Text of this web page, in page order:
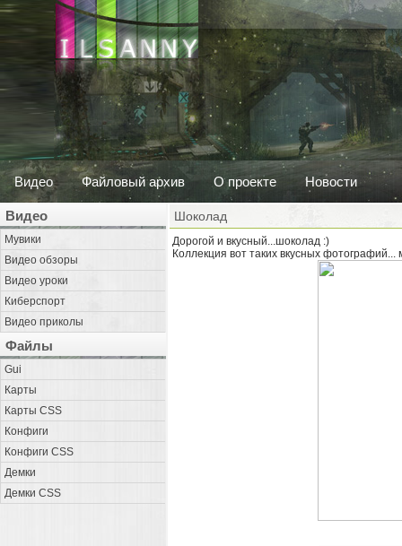
Видео Файловый архив О проекте Новости
Видео
Мувики
Видео обзоры
Видео уроки
Киберспорт
Видео приколы
Файлы
Gui
Карты
Карты CSS
Конфиги
Конфиги CSS
Демки
Демки CSS
Шоколад
Дорогой и вкусный...шоколад :)
Коллекция вот таких вкусных фотографий...